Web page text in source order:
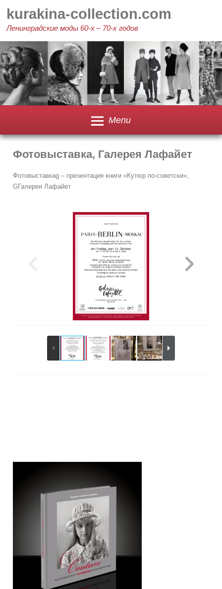
content
kurakina-collection.com
Ленинградские моды 60-х – 70-х годов
Menu
Фотовыставка, Галерея Лафайет
Фотовыставкаg – презентация книги «Кутюр по-советски»,
GГалерея Лафайет